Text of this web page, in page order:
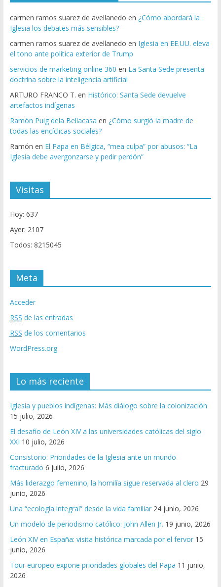
carmen ramos suarez de avellanedo en ¿Cómo abordará la
Iglesia los debates más sensibles?
carmen ramos suarez de avellanedo en Iglesia en EE.UU. eleva
el tono ante política exterior de Trump
servicios de marketing online 360 en La Santa Sede presenta
doctrina sobre la inteligencia artificial
ARTURO FRANCO T. en Histórico: Santa Sede devuelve
artefactos indígenas
Ramón Puig dela Bellacasa en ¿Cómo surgió la madre de
todas las encíclicas sociales?
Ramón en El Papa en Bélgica, “mea culpa” por abusos: “La
Iglesia debe avergonzarse y pedir perdón”
Visitas
Hoy: 637
Ayer: 2107
Todos: 8215045
Meta
Acceder
RSS de las entradas
RSS de los comentarios
WordPress.org
Lo más reciente
Iglesia y pueblos indígenas: Más diálogo sobre la colonización
15 julio, 2026
El desafío de León XIV a las universidades católicas del siglo
XXI 10 julio, 2026
Consistorio: Prioridades de la Iglesia ante un mundo
fracturado 6 julio, 2026
Más liderazgo femenino; la homilía sigue reservada al clero 29
junio, 2026
Una “ecología integral” desde la vida familiar 24 junio, 2026
Un modelo de periodismo católico: John Allen Jr. 19 junio, 2026
León XIV en España: visita histórica marcada por el fervor 15
junio, 2026
Tour europeo expone prioridades globales del Papa 11 junio,
2026